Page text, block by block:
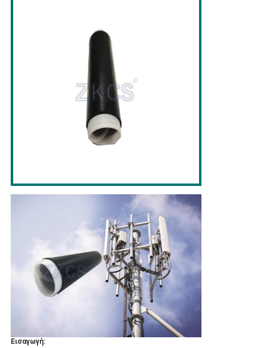
Εισαγωγή: